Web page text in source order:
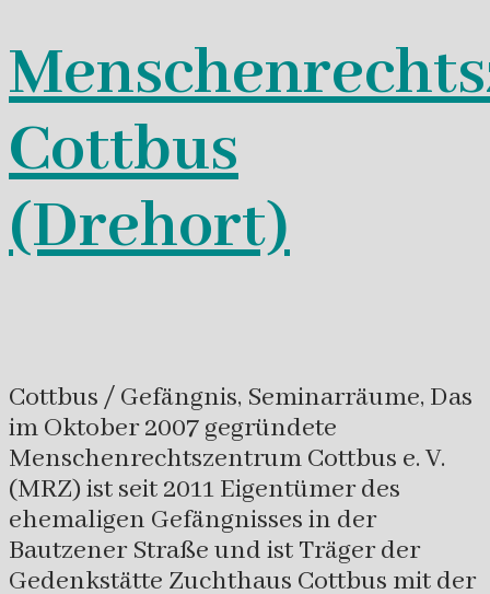
Cottbus
(Drehort)
Cottbus / Gefängnis, Seminarräume, Das
im Oktober 2007 gegründete
Menschenrechtszentrum Cottbus e. V.
(MRZ) ist seit 2011 Eigentümer des
ehemaligen Gefängnisses in der
Bautzener Straße und ist Träger der
Gedenkstätte Zuchthaus Cottbus mit der